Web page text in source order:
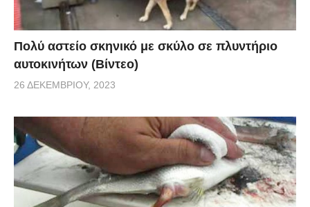
Πολύ αστείο σκηνικό με σκύλο σε πλυντήριο
αυτοκινήτων (Βίντεο)
26 ΔΕΚΕΜΒΡΊΟΥ, 2023